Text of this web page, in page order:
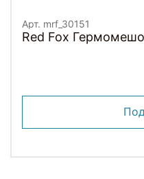
Арт. mrf_30151
Red Fox